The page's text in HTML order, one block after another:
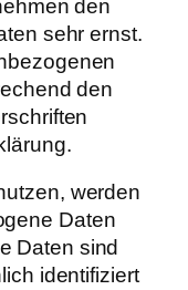
den
sehr ernst.
den
werden
Daten
Daten sind
identifiziert